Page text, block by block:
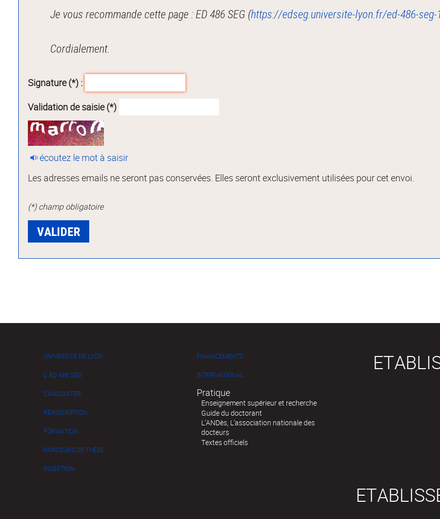
Je vous recommande cette page : ED 486 SEG (https://edseg.universite-lyon.fr/ed-486-seg-
Cordialement.
Signature (*) :
Validation de saisie (*)
écoutez le mot à saisir
Les adresses emails ne seront pas conservées. Elles seront exclusivement utilisées pour cet envoi.
(*) champ obligatoire
UNIVERSITÉ DE LYON
L' ED 486 SEG
CANDIDATER
RÉINSCRIPTION
FORMATION
PARCOURS DE THÈSE
INSERTION
FINANCEMENTS
INTERNATIONAL
Pratique
Enseignement supérieur et recherche
Guide du doctorant
L’ANDès, L’association nationale des
docteurs
Textes officiels